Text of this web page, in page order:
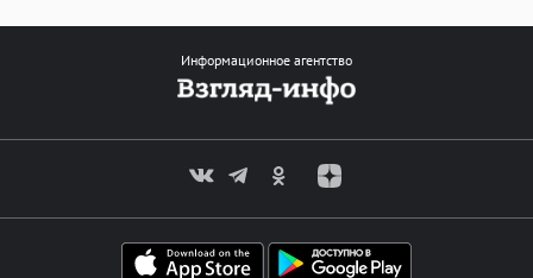
Информационное агентство